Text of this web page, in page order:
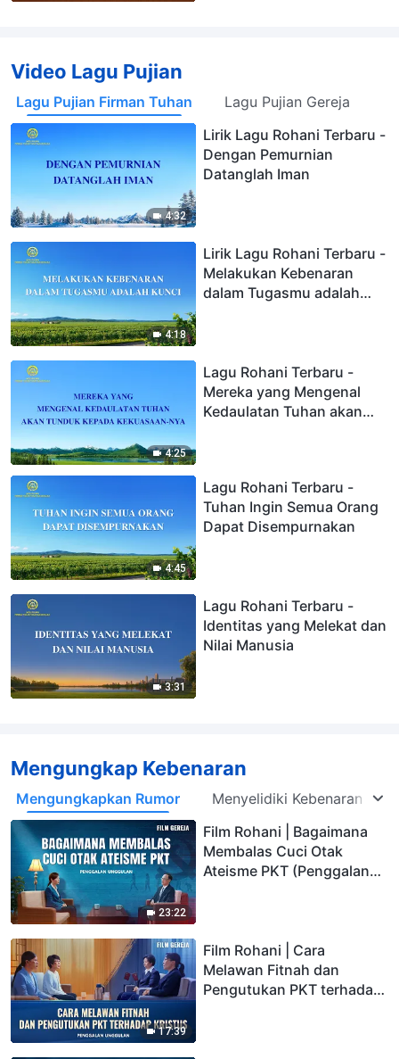
Video Lagu Pujian
Lagu Pujian Firman Tuhan Lagu Pujian Gereja
4:32
Lirik Lagu Rohani Terbaru -
Dengan Pemurnian
Datanglah Iman
4:18
Lirik Lagu Rohani Terbaru -
Melakukan Kebenaran
dalam Tugasmu adalah
4:25
Lagu Rohani Terbaru -
Mereka yang Mengenal
Kedaulatan Tuhan akan
4:45
Lagu Rohani Terbaru -
Tuhan Ingin Semua Orang
Dapat Disempurnakan
3:31
Lagu Rohani Terbaru -
Identitas yang Melekat dan
Nilai Manusia
Mengungkap Kebenaran
Mengungkapkan Rumor Menyelidiki Kebenaran
23:22
Film Rohani | Bagaimana
Membalas Cuci Otak
Ateisme PKT (Penggalan
17:39
Film Rohani | Cara
Melawan Fitnah dan
Pengutukan PKT terhadap